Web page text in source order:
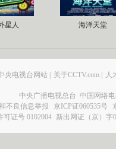
星人 海洋天堂
央电视台网站 关于CCTV.com 人
中央广播电视总台 中国网络
不良信息举报
京ICP证060535号
证号 0102004 新出网证（京）